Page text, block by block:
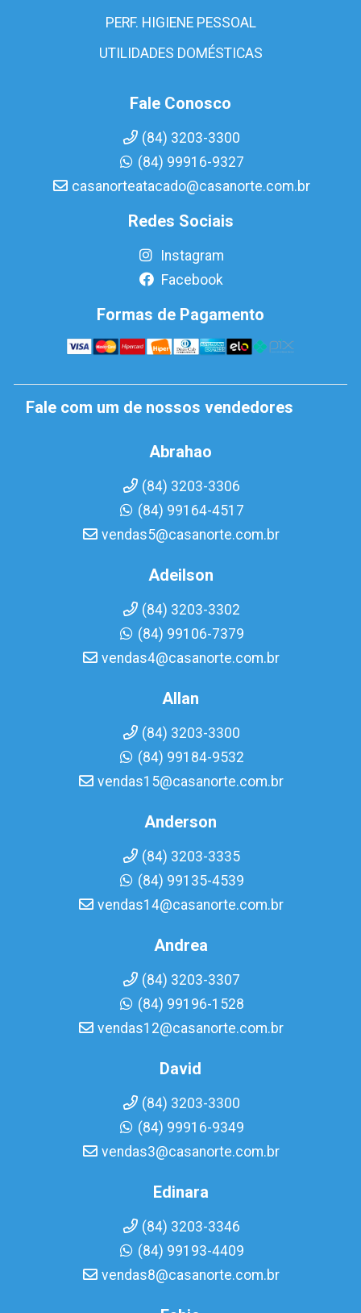
PERF. HIGIENE PESSOAL
UTILIDADES DOMÉSTICAS
Fale Conosco
(84) 3203-3300
(84) 99916-9327
casanorteatacado@casanorte.com.br
Redes Sociais
Instagram
Facebook
Formas de Pagamento
Fale com um de nossos vendedores
Abrahao
(84) 3203-3306
(84) 99164-4517
vendas5@casanorte.com.br
Adeilson
(84) 3203-3302
(84) 99106-7379
vendas4@casanorte.com.br
Allan
(84) 3203-3300
(84) 99184-9532
vendas15@casanorte.com.br
Anderson
(84) 3203-3335
(84) 99135-4539
vendas14@casanorte.com.br
Andrea
(84) 3203-3307
(84) 99196-1528
vendas12@casanorte.com.br
David
(84) 3203-3300
(84) 99916-9349
vendas3@casanorte.com.br
Edinara
(84) 3203-3346
(84) 99193-4409
vendas8@casanorte.com.br